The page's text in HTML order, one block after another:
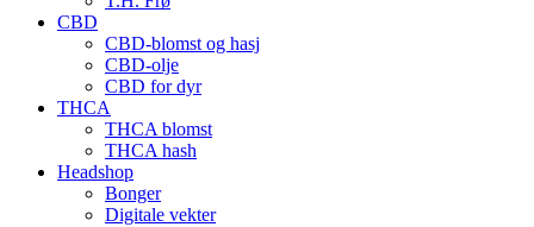
CBD
CBD-blomst og hasj
CBD-olje
CBD for dyr
THCA
THCA blomst
THCA hash
Headshop
Bonger
Digitale vekter